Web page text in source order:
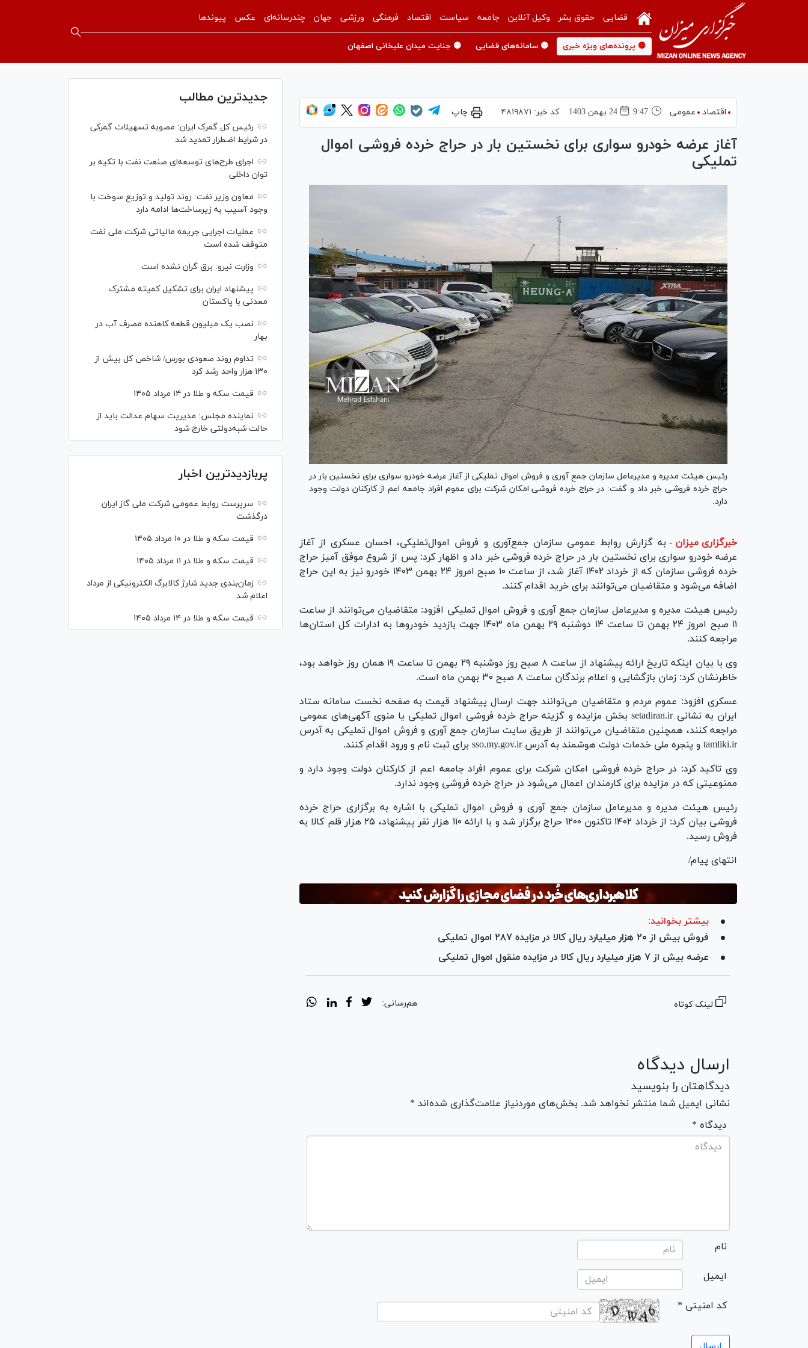
قضایی حقوق بشر وکیل آنلاین جامعه سیاست اقتصاد فرهنگی ورزشی جهان چندرسانه‌ای عکس پیوندها
🟡 پرونده‌های ویژه خبری 🟡 سامانه‌های قضایی 🟡 جنایت میدان علیخانی اصفهان
اقتصاد عمومی 9:47 24 بهمن 1403 کد خبر: ۴۸۱۹۸۷۱ چاپ
آغاز عرضه خودرو سواری برای نخستین بار در حراج خرده فروشی اموال
تملیکی
رئیس هیئت مدیره و مدیرعامل سازمان جمع آوری و فروش اموال تملیکی از آغاز عرضه خودرو سواری برای نخستین بار در
حراج خرده فروشی خبر داد و گفت: در حراج خرده فروشی امکان شرکت برای عموم افراد جامعه اعم از کارکنان دولت وجود
دارد.
خبرگزاری میزان - به گزارش روابط عمومی سازمان جمع‌آوری و فروش اموال‌تملیکی، احسان عسکری از آغاز
عرضه خودرو سواری برای نخستین بار در حراج خرده فروشی خبر داد و اظهار کرد: پس از شروع موفق آمیز حراج
خرده فروشی سازمان که از خرداد ۱۴۰۲ آغاز شد، از ساعت ۱۰ صبح امروز ۲۴ بهمن ۱۴۰۳ خودرو نیز به این حراج
اضافه می‌شود و متقاضیان می‌توانند برای خرید اقدام کنند.
رئیس هیئت مدیره و مدیرعامل سازمان جمع آوری و فروش اموال تملیکی افزود: متقاضیان می‌توانند از ساعت
۱۱ صبح امروز ۲۴ بهمن تا ساعت ۱۴ دوشنبه ۲۹ بهمن ماه ۱۴۰۳ جهت بازدید خودرو‌ها به ادارات کل استان‌ها
مراجعه کنند.
وی با بیان اینکه تاریخ ارائه پیشنهاد از ساعت ۸ صبح روز دوشنبه ۲۹ بهمن تا ساعت ۱۹ همان روز خواهد بود،
خاطرنشان کرد: زمان بازگشایی و اعلام برندگان ساعت ۸ صبح ۳۰ بهمن ماه است.
عسکری افزود: عموم مردم و متقاضیان می‌توانند جهت ارسال پیشنهاد قیمت به صفحه نخست سامانه ستاد
ایران به نشانی setadiran.ir بخش مزایده و گزینه حراج خرده فروشی اموال تملیکی یا منوی آگهی‌های عمومی
مراجعه کنند، همچنین متقاضیان می‌توانند از طریق سایت سازمان جمع آوری و فروش اموال تملیکی به آدرس
tamliki.ir و پنجره ملی خدمات دولت هوشمند به آدرس sso.my.gov.ir برای ثبت نام و ورود اقدام کنند.
وی تاکید کرد: در حراج خرده فروشی امکان شرکت برای عموم افراد جامعه اعم از کارکنان دولت وجود دارد و
ممنوعیتی که در مزایده برای کارمندان اعمال می‌شود در حراج خرده فروشی وجود ندارد.
رئیس هیئت مدیره و مدیرعامل سازمان جمع آوری و فروش اموال تملیکی با اشاره به برگزاری حراج خرده
فروشی بیان کرد: از خرداد ۱۴۰۲ تاکنون ۱۲۰۰ حراج برگزار شد و با ارائه ۱۱۰ هزار نفر پیشنهاد، ۲۵ هزار قلم کالا به
فروش رسید.
انتهای پیام/
بیشتر بخوانید:
فروش بیش از ۲۰ هزار میلیارد ریال کالا در مزایده ۲۸۷ اموال تملیکی
عرضه بیش از ۷ هزار میلیارد ریال کالا در مزایده منقول اموال تملیکی
لینک کوتاه هم‌رسانی:
ارسال دیدگاه
دیدگاهتان را بنویسید
نشانی ایمیل شما منتشر نخواهد شد. بخش‌های موردنیاز علامت‌گذاری شده‌اند *
* دیدگاه
نام
ایمیل
* کد امنیتی
جدیدترین مطالب
رئیس کل گمرک ایران: مصوبه تسهیلات گمرکی
در شرایط اضطرار تمدید شد
اجرای طرح‌های توسعه‌ای صنعت نفت با تکیه بر
توان داخلی
معاون وزیر نفت: روند تولید و توزیع سوخت با
وجود آسیب به زیرساخت‌ها ادامه دارد
عملیات اجرایی جریمه مالیاتی شرکت ملی نفت
متوقف شده است
وزارت نیرو: برق گران نشده است
پیشنهاد ایران برای تشکیل کمیته مشترک
معدنی با پاکستان
نصب یک میلیون قطعه کاهنده مصرف آب در
بهار
تداوم روند صعودی بورس/ شاخص کل بیش از
۱۳۰ هزار واحد رشد کرد
قیمت سکه و طلا در ۱۴ مرداد ۱۴۰۵
نماینده مجلس: مدیریت سهام عدالت باید از
حالت شبه‌دولتی خارج شود
پربازدیدترین اخبار
سرپرست روابط عمومی شرکت ملی گاز ایران
درگذشت
قیمت سکه و طلا در ۱۰ مرداد ۱۴۰۵
قیمت سکه و طلا در ۱۱ مرداد ۱۴۰۵
زمان‌بندی جدید شارژ کالابرگ الکترونیکی از مرداد
اعلام شد
قیمت سکه و طلا در ۱۴ مرداد ۱۴۰۵